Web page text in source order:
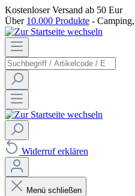
Kostenloser Versand ab 50 Eur
Über 10.000 Produkte -
Widerruf erklären
Menü schließen